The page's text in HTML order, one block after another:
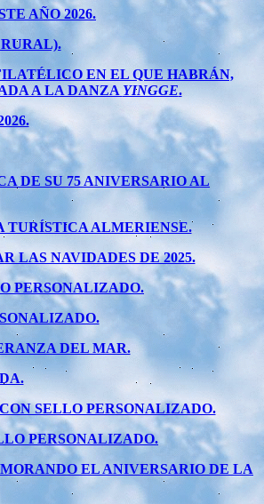
AÑO 2026.
EN EL QUE HABRÁN,
A LA DANZA YINGGE.
DE SU 75 ANIVERSARIO AL
TURÍSTICA ALMERIENSE.
LAS NAVIDADES DE 2025.
PERSONALIZADO.
DEL MAR.
SELLO PERSONALIZADO.
PERSONALIZADO.
EL ANIVERSARIO DE LA